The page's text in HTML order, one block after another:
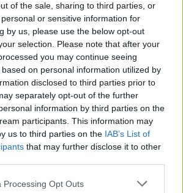
of the sale, sharing to third parties, or
or sensitive information for
by us, please use the below opt-out
selection. Please note that after your
you may continue seeing
on personal information utilized by
disclosed to third parties prior to
separately opt-out of the further
information by third parties on the
participants. This information may
us to third parties on the IAB’s List of
that may further disclose it to other
website/app uses one or more Google
Processing Opt Outs
a létező újságíró-stúdióktól:
pályázók sikeres felvételi esetén
a kétéves tanfolyamon. A
műfajokat tanulnak a
az interjútól a rövid
Bérczes László, Nánay
Andrea, a Műhely vezetői.